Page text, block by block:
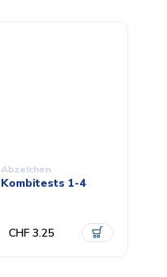
Abzeichen
Kombitests 1-4
CHF 3.25